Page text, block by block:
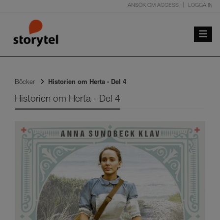
ANSÖK OM ACCESS LOGGA IN
Toggle
Böcker
Historien om Herta - Del 4
Historien om Herta - Del 4